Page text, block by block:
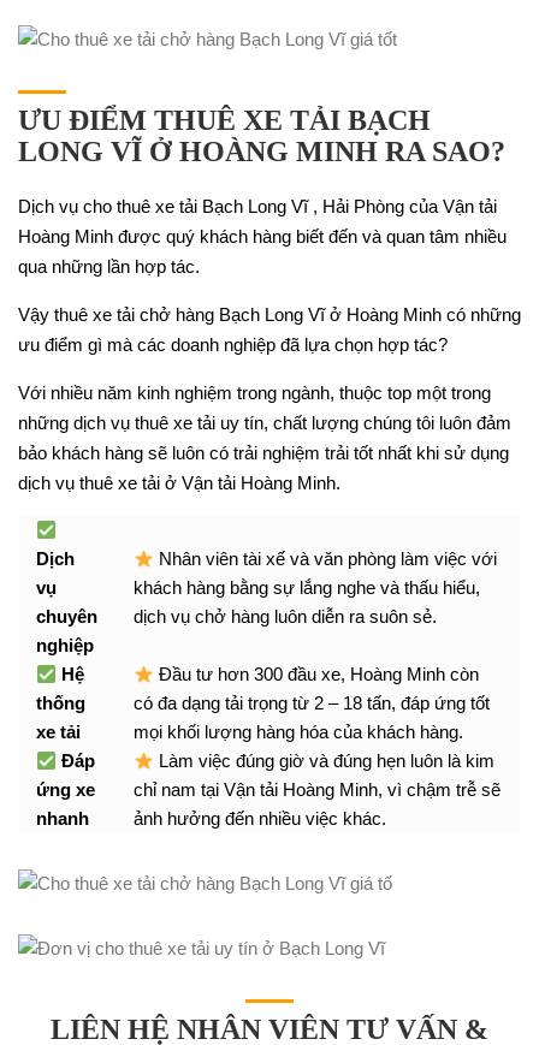
ƯU ĐIỂM THUÊ XE TẢI BẠCH
LONG VĨ Ở HOÀNG MINH RA SAO?
Dịch vụ cho thuê xe tải Bạch Long Vĩ , Hải Phòng của Vận tải
Hoàng Minh được quý khách hàng biết đến và quan tâm nhiều
qua những lần hợp tác.
Vậy thuê xe tải chở hàng Bạch Long Vĩ ở Hoàng Minh có những
ưu điểm gì mà các doanh nghiệp đã lựa chọn hợp tác?
Với nhiều năm kinh nghiệm trong ngành, thuộc top một trong
những dịch vụ thuê xe tải uy tín, chất lượng chúng tôi luôn đảm
bảo khách hàng sẽ luôn có trải nghiệm trải tốt nhất khi sử dụng
dịch vụ thuê xe tải ở Vận tải Hoàng Minh.
Dịch
vụ
chuyên
nghiệp
Nhân viên tài xế và văn phòng làm việc với
khách hàng bằng sự lắng nghe và thấu hiểu,
dịch vụ chở hàng luôn diễn ra suôn sẻ.
Hệ
thống
xe tải
Đầu tư hơn 300 đầu xe, Hoàng Minh còn
có đa dạng tải trọng từ 2 – 18 tấn, đáp ứng tốt
mọi khối lượng hàng hóa của khách hàng.
Đáp
ứng xe
nhanh
Làm việc đúng giờ và đúng hẹn luôn là kim
chỉ nam tại Vận tải Hoàng Minh, vì chậm trễ sẽ
ảnh hưởng đến nhiều việc khác.
LIÊN HỆ NHÂN VIÊN TƯ VẤN &